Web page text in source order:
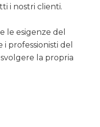
i nostri clienti.
le esigenze del
professionisti del
la propria